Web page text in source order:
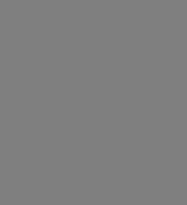
nuevanueva
pestaña nueva